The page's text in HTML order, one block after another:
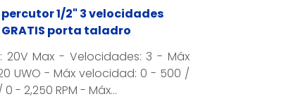
1/2" 3 velocidades
porta taladro
20V Max - Velocidades: 3 - Máx
UWO - Máx velocidad: 0 - 500 /
0 - 2,250 RPM - Máx...